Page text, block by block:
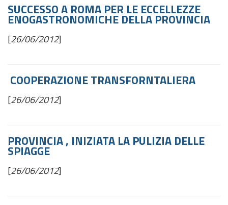
SUCCESSO A ROMA PER LE ECCELLEZZE
ENOGASTRONOMICHE DELLA PROVINCIA
[26/06/2012]
COOPERAZIONE TRANSFORNTALIERA
[26/06/2012]
PROVINCIA , INIZIATA LA PULIZIA DELLE
SPIAGGE
[26/06/2012]